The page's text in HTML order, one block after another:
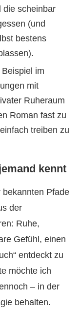
die scheinbar
(und
bestens
im
mit
Ruheraum
Roman fast zu
treiben zu
kennt
Pfade
der
Ruhe,
Gefühl, einen
entdeckt zu
möchte ich
– in der
behalten.